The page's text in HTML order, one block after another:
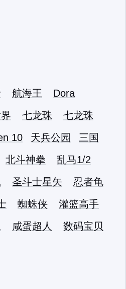
航海王
Dora
七龙珠
七龙珠
10 天兵公园
三国
北斗神拳
乱马1/2
圣斗士星矢
忍者龟
蜘蛛侠
灌篮高手
咸蛋超人
数码宝贝